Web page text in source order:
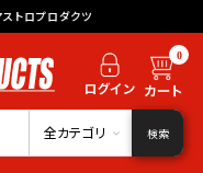
トロプロダクツ
0
全カテゴリ 検索